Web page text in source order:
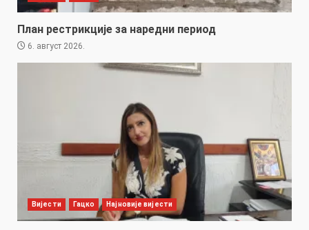
План рестрикције за наредни период
6. август 2026.
Вијести Гацко Најновије вијести